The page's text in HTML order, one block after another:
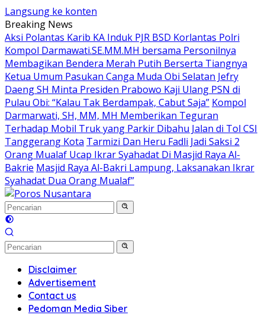
Langsung ke konten
Breaking News
Aksi Polantas Karib KA Induk PJR BSD Korlantas Polri
Kompol Darmawati.SE.MM.MH bersama Personilnya
Membagikan Bendera Merah Putih Berserta Tiangnya
Ketua Umum Pasukan Canga Muda Obi Selatan Jefry
Daeng SH Minta Presiden Prabowo Kaji Ulang PSN di
Pulau Obi: “Kalau Tak Berdampak, Cabut Saja” Kompol
Darmarwati, SH, MM, MH Memberikan Teguran
Terhadap Mobil Truk yang Parkir Dibahu Jalan di Tol CSI
Tanggerang Kota Tarmizi Dan Heru Fadli Jadi Saksi 2
Orang Mualaf Ucap Ikrar Syahadat Di Masjid Raya Al-
Bakrie Masjid Raya Al-Bakri Lampung, Laksanakan Ikrar
Syahadat Dua Orang Mualaf”
Disclaimer
Advertisement
Contact us
Pedoman Media Siber